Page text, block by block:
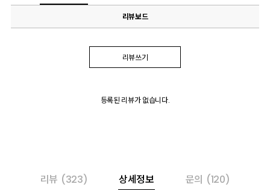
리뷰보드
리뷰쓰기
등록된 리뷰가 없습니다.
리뷰 (323) 상세정보 문의 (120)